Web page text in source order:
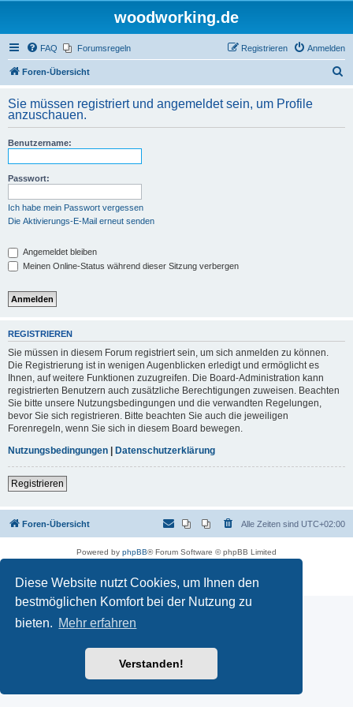
Diese Website nutzt Cookies, um Ihnen den
bestmöglichen Komfort bei der Nutzung zu
bieten. Mehr erfahren
Verstanden!
woodworking.de
FAQ Forumsregeln Anmelden
Registrieren
Foren-Übersicht
h
Sie müssen registriert und angemeldet sein, um Profile
anzuschauen.
Benutzername:
Passwort:
Ich habe mein Passwort vergessen
Die Aktivierungs-E-Mail erneut senden
Angemeldet bleiben
Meinen Online-Status während dieser Sitzung verbergen
REGISTRIEREN
Sie müssen in diesem Forum registriert sein, um sich anmelden zu können.
Die Registrierung ist in wenigen Augenblicken erledigt und ermöglicht es
Ihnen, auf weitere Funktionen zuzugreifen. Die Board-Administration kann
registrierten Benutzern auch zusätzliche Berechtigungen zuweisen. Beachten
Sie bitte unsere Nutzungsbedingungen und die verwandten Regelungen,
bevor Sie sich registrieren. Bitte beachten Sie auch die jeweiligen
Forenregeln, wenn Sie sich in diesem Board bewegen.
Nutzungsbedingungen | Datenschutzerklärung
Registrieren
Foren-Übersicht Alle Zeiten sind UTC+02:00
Powered by phpBB® Forum Software © phpBB Limited
Datenschutz|Nutzungsbedingungen